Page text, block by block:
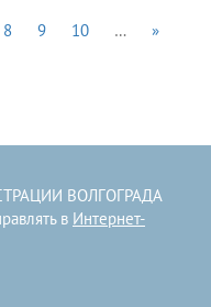
8 9 10 …
»
ВОЛГОГРАДА
в Интернет-